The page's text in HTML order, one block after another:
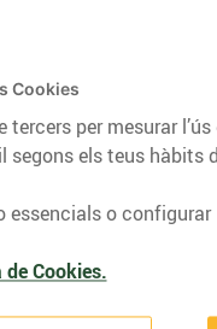
el
de
de
Cookies
per mesurar
els teus hàbits
essencials o configurar
Cookies.